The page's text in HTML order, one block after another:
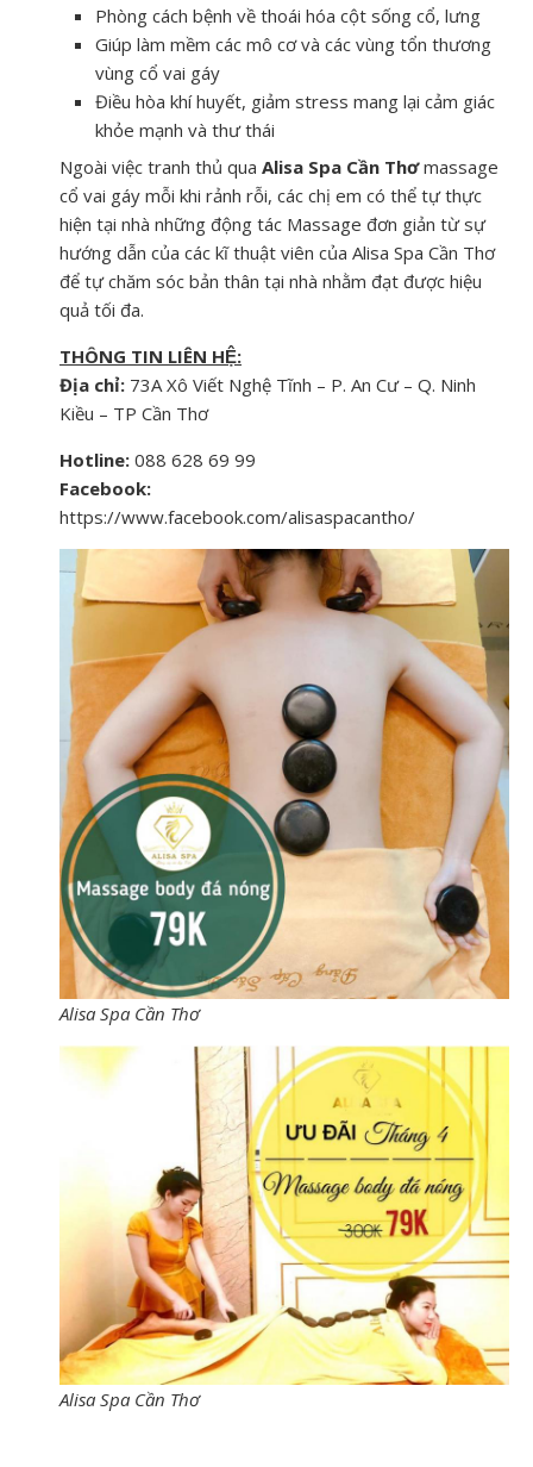
Phòng cách bệnh về thoái hóa cột sống cổ, lưng
Giúp làm mềm các mô cơ và các vùng tổn thương
vùng cổ vai gáy
Điều hòa khí huyết, giảm stress mang lại cảm giác
khỏe mạnh và thư thái
Ngoài việc tranh thủ qua Alisa Spa Cần Thơmassage
cổ vai gáy mỗi khi rảnh rỗi, các chị em có thể tự thực
hiện tại nhà những động tác Massage đơn giản từ sự
hướng dẫn của các kĩ thuật viên của Alisa Spa Cần Thơ
để tự chăm sóc bản thân tại nhà nhằm đạt được hiệu
quả tối đa.
THÔNG TIN LIÊN HỆ:
Địa chỉ: 73A Xô Viết Nghệ Tĩnh – P. An Cư – Q. Ninh
Kiều – TP Cần Thơ
Hotline: 088 628 69 99
Facebook:
https://www.facebook.com/alisaspacantho/
Alisa Spa Cần Thơ
Alisa Spa Cần Thơ